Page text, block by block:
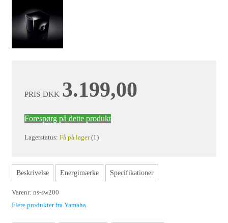
PRIS DKK 3.199,00
Forespørg på dette produkt
Lagerstatus: Få på lager (1)
Beskrivelse Energimærke Specifikationer
Varenr: ns-sw200
Flere produkter fra Yamaha